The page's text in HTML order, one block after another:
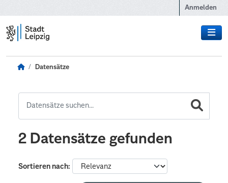
Anmelden
Datensätze
2 Datensätze gefunden
Sortieren nach